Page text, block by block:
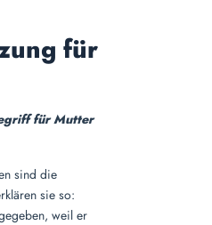
für
für Mutter
sind die
sie so:
weil er